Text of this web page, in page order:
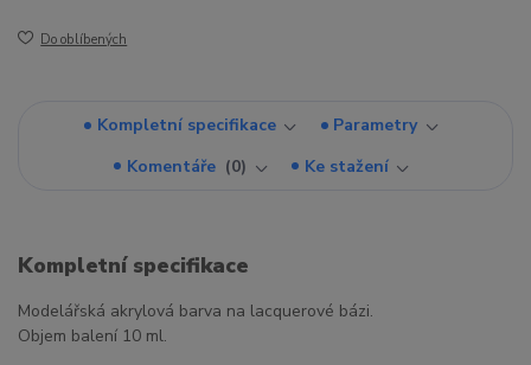
Do oblíbených
Kompletní specifikace
Parametry
Komentáře
0 Ke stažení
Kompletní specifikace
Modelářská akrylová barva na lacquerové bázi.
Objem balení 10 ml.